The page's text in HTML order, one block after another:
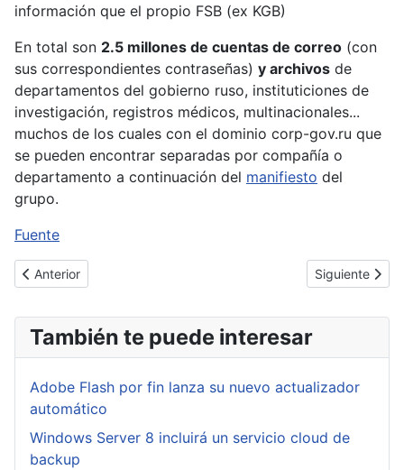
información que el propio FSB (ex KGB)
En total son 2.5 millones de cuentas de correo (con
sus correspondientes contraseñas) y archivos de
departamentos del gobierno ruso, instituticiones de
investigación, registros médicos, multinacionales...
muchos de los cuales con el dominio corp-gov.ru que
se pueden encontrar separadas por compañía o
departamento a continuación del manifiesto del
grupo.
Fuente
Artículo anterior: Los derechos de propiedad en la nube según
Anterior Artículo
Siguiente
También te puede interesar
Adobe Flash por fin lanza su nuevo actualizador
automático
Windows Server 8 incluirá un servicio cloud de
backup